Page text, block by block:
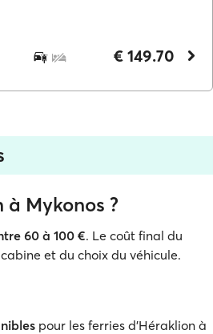
€ 149.70
Mykonos ?
60 à 100 €. Le coût final du
et du choix du véhicule.
pour les ferries d'Héraklion à